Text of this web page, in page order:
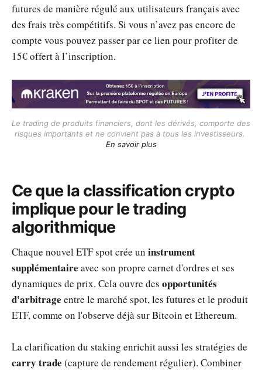
futures de manière régulé aux utilisateurs français avec
des frais très compétitifs. Si vous n’avez pas encore de
compte vous pouvez passer par ce lien pour profiter de
15€ offert à l’inscription.
Le trading de produits financiers, dont les dérivés, comporte des
En savoir plus
Ce que la classification crypto
implique pour le trading
algorithmique
Chaque nouvel ETF spot crée un instrument
supplémentaire avec son propre carnet d'ordres et ses
dynamiques de prix. Cela ouvre des opportunités
d'arbitrage entre le marché spot, les futures et le produit
ETF, comme on l'observe déjà sur Bitcoin et Ethereum.
La clarification du staking enrichit aussi les stratégies de
carry trade (capture de rendement régulier). Combiner